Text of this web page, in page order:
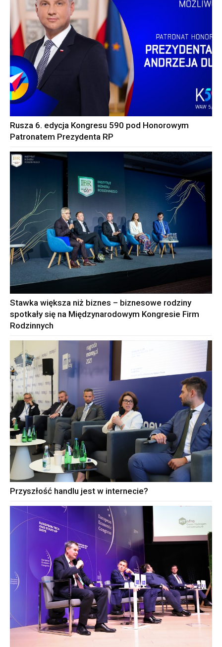
Rusza 6. edycja Kongresu 590 pod Honorowym
Patronatem Prezydenta RP
Stawka większa niż biznes – biznesowe rodziny
spotkały się na Międzynarodowym Kongresie Firm
Rodzinnych
Przyszłość handlu jest w internecie?